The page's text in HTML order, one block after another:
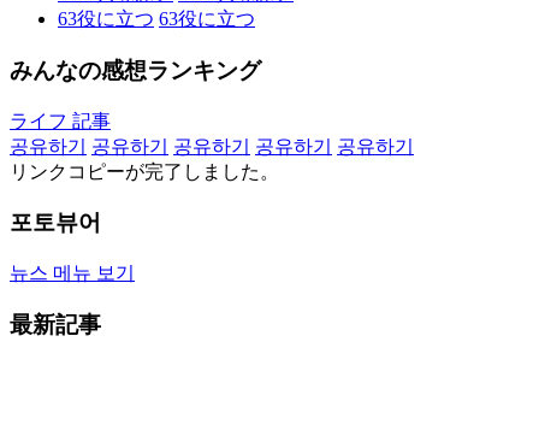
63役に立つ 63役に立つ
みんなの感想ランキング
ライフ 記事
공유하기
공유하기 공유하기 공유하기
공유하기
リンクコピーが完了しました。
포토뷰어
뉴스 메뉴 보기
最新記事